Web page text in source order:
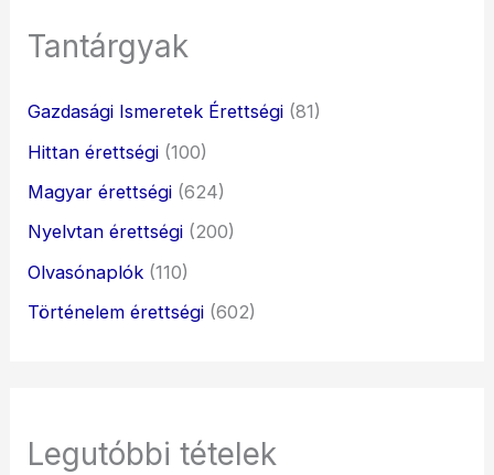
Tantárgyak
Gazdasági Ismeretek Érettségi (81)
Hittan érettségi (100)
Magyar érettségi (624)
Nyelvtan érettségi (200)
Olvasónaplók (110)
Történelem érettségi (602)
Legutóbbi tételek